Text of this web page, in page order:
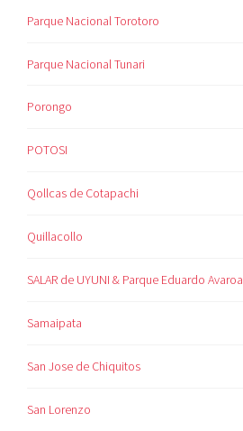
Parque Nacional Torotoro
Parque Nacional Tunari
Porongo
POTOSI
Qollcas de Cotapachi
Quillacollo
SALAR de UYUNI & Parque Eduardo Avaroa
Samaipata
San Jose de Chiquitos
San Lorenzo